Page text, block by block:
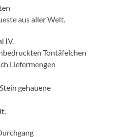
aus aller Welt.
IV.
Tontäfelchen
Liefermengen
gehauene